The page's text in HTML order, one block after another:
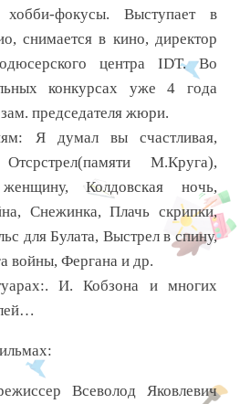
фокусы. Выступает в
снимается в кино, директор
центра IDT. Во
конкурсах уже 4 года
председателя жюри.
Я думал вы счастливая,
М.Круга),
Колдовская ночь,
Снежинка, Плачь скрипки,
для Булата, Выстрел в спину,
войны, Фергана и др.
И. Кобзона и многих
Всеволод Яковлевич